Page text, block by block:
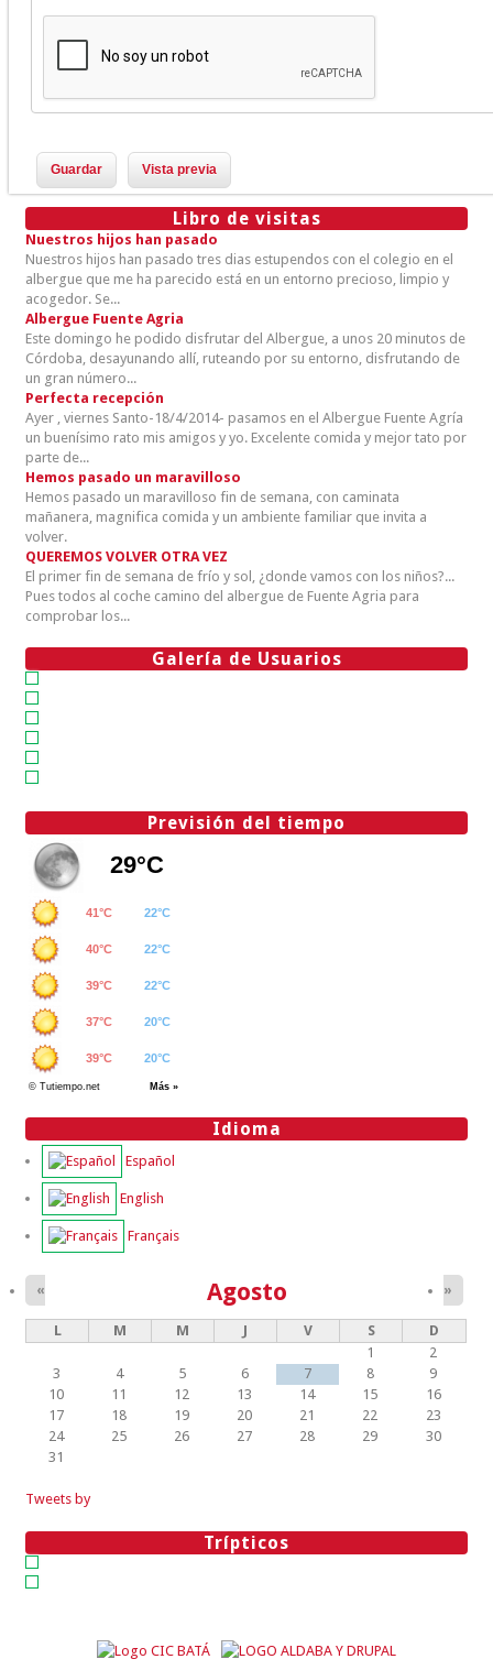
Libro de visitas
Nuestros hijos han pasado
Nuestros hijos han pasado tres dias estupendos con el colegio en el
albergue que me ha parecido está en un entorno precioso, limpio y
acogedor. Se...
Albergue Fuente Agria
Este domingo he podido disfrutar del Albergue, a unos 20 minutos de
Córdoba, desayunando allí, ruteando por su entorno, disfrutando de
un gran número...
Perfecta recepción
Ayer , viernes Santo-18/4/2014- pasamos en el Albergue Fuente Agría
un buenísimo rato mis amigos y yo. Excelente comida y mejor tato por
parte de...
Hemos pasado un maravilloso
Hemos pasado un maravilloso fin de semana, con caminata
mañanera, magnifica comida y un ambiente familiar que invita a
volver.
QUEREMOS VOLVER OTRA VEZ
El primer fin de semana de frío y sol, ¿donde vamos con los niños?...
Pues todos al coche camino del albergue de Fuente Agria para
comprobar los...
Galería de Usuarios
Previsión del tiempo
Idioma
Español
English
Français
Agosto
« »
L M M J V S
D
1
2
3
4 5 6 7 8
9
10
11 12 13 14 15
16
17
18 19 20 21 22
23
24
25 26 27 28 29
30
31
Tweets by
Trípticos